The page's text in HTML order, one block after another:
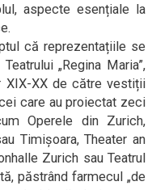
aspecte esențiale la
că reprezentațiile se
„Regina Maria”,
XIX-XX de către vestiții
care au proiectat zeci
Operele din Zurich,
Timișoara, Theater an
Zurich sau Teatrul
păstrând farmecul „de